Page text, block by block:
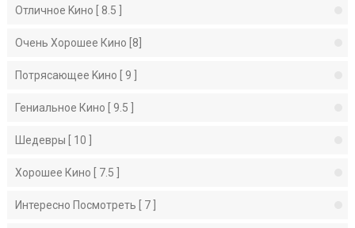
Отличное Kино [ 8.5 ]
Очень Хорошее Кино [8]
Потрясающее Kино [ 9 ]
Гениальное Кино [ 9.5 ]
Шедевры [ 10 ]
Хорошее Кино [ 7.5 ]
Интересно Посмотреть [ 7 ]